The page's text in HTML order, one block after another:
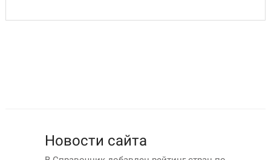
Новости сайта